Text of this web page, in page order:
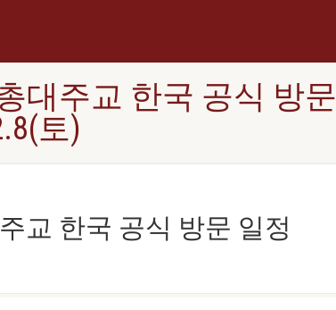
대주교 한국 공식 방문
토)
교 한국 공식 방문 일정